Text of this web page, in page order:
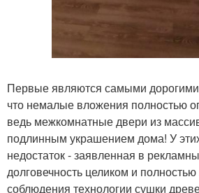
Первые являются самыми
что немалые вложения полностью
ведь межкомнатные двери из
подлинным украшением дома! У
недостаток - заявленная в
долговечность целиком и полностью
соблюдения технологии сушки